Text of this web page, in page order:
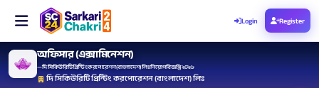
Login Register
অফিসার (এক্সামিনেশন)
— দি সিকিউরিটি প্রিন্টিং করপোরেশন (বাংলাদেশ) লিঃ নিয়োগ বিজ্ঞপ্তি ২০২৬
দি সিকিউরিটি প্রিন্টিং করপোরেশন (বাংলাদেশ) লিঃ